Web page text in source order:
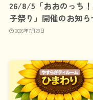
26/8/5「おおのっち
子祭り」開催のお知ら
2026年7月28日